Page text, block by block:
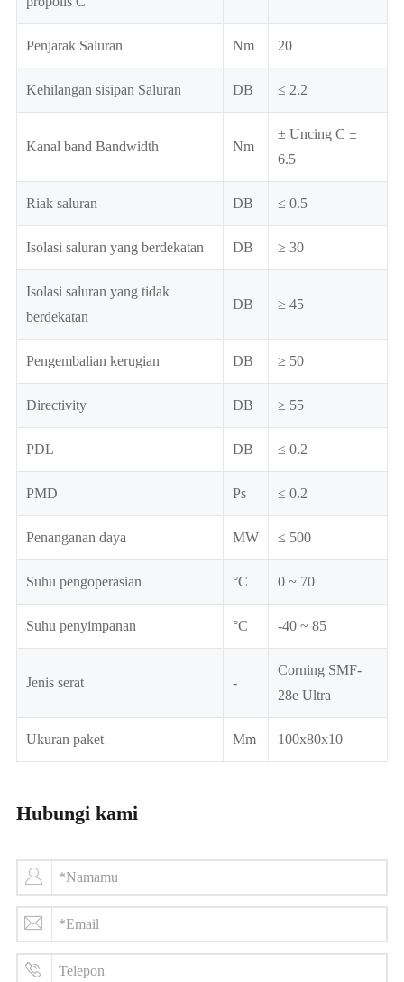
Penjarak Saluran Nm 20
Kehilangan sisipan Saluran DB ≤ 2.2
Kanal band Bandwidth Nm
± Uncing C ±
6.5
Riak saluran DB ≤ 0.5
Isolasi saluran yang berdekatan DB ≥ 30
Isolasi saluran yang tidak
berdekatan
DB ≥ 45
Pengembalian kerugian DB ≥ 50
Directivity DB ≥ 55
PDL DB ≤ 0.2
PMD Ps ≤ 0.2
Penanganan daya MW ≤ 500
Suhu pengoperasian °C 0 ~ 70
Suhu penyimpanan °C -40 ~ 85
Jenis serat -
Corning SMF-
28e Ultra
Ukuran paket Mm 100x80x10
Hubungi kami